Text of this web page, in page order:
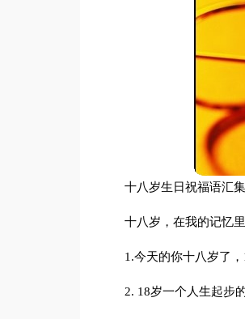
十八岁生日祝福语汇集
十八岁，在我的记忆
1.今天的你十八岁了
2. 18岁一个人生起步